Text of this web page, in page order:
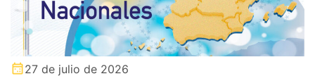
27 de julio de 2026